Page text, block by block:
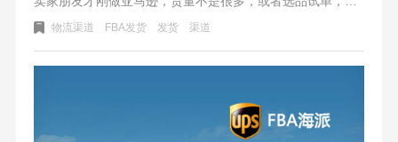
少量发货到FBA仓库为主。可能开始的时候以国际快递渠道
等物流费用有点贵了。那么就会考虑选择其他的物流渠道
物流渠道 FBA发货 发货 渠道